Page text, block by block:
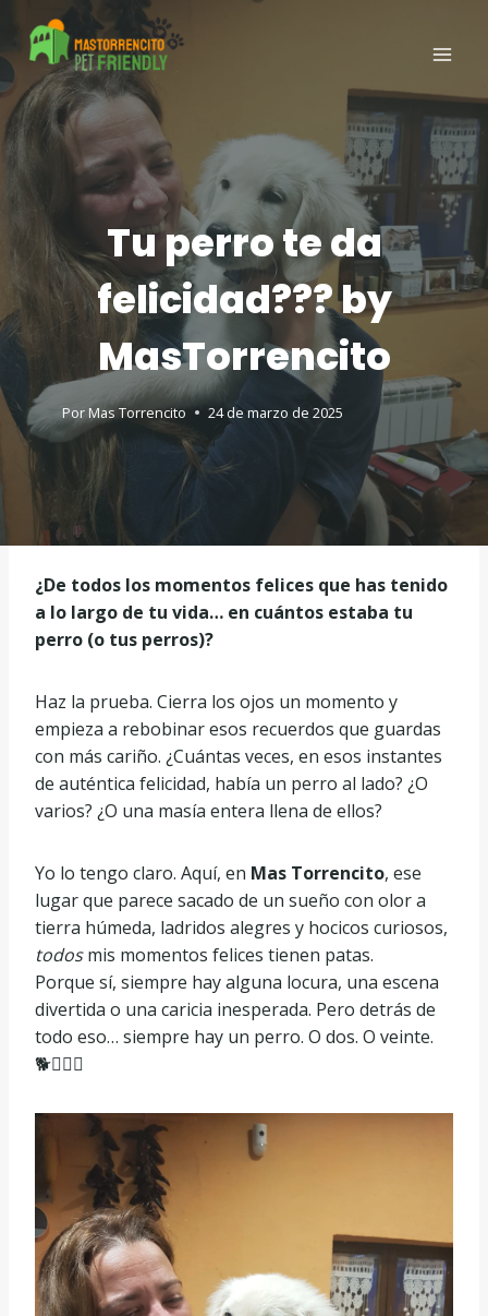
Tu perro te da
felicidad??? by
MasTorrencito
Por Mas Torrencito 24 de marzo de 2025
¿De todos los momentos felices que has tenido
a lo largo de tu vida… en cuántos estaba tu
perro (o tus perros)?
Haz la prueba. Cierra los ojos un momento y
empieza a rebobinar esos recuerdos que guardas
con más cariño. ¿Cuántas veces, en esos instantes
de auténtica felicidad, había un perro al lado? ¿O
varios? ¿O una masía entera llena de ellos?
Yo lo tengo claro. Aquí, en Mas Torrencito, ese
lugar que parece sacado de un sueño con olor a
tierra húmeda, ladridos alegres y hocicos curiosos,
todosmis momentos felices tienen patas.
Porque sí, siempre hay alguna locura, una escena
divertida o una caricia inesperada. Pero detrás de
todo eso… siempre hay un perro. O dos. O veinte.
🐕🐕‍🦺🐶